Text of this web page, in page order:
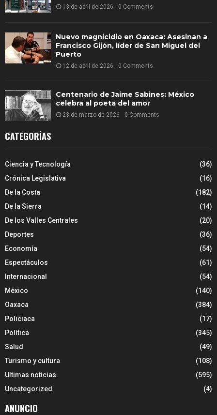
13 de abril de 2026 0 Comments
Nuevo magnicidio en Oaxaca: Asesinan a
Francisco Gijón, líder de San Miguel del
Puerto
12 de abril de 2026 0 Comments
Centenario de Jaime Sabines: México
celebra al poeta del amor
23 de marzo de 2026 0 Comments
CATEGORÍAS
Ciencia y Tecnología
(36)
Crónica Legislativa
(16)
De la Costa
(182)
De la Sierra
(14)
De los Valles Centrales
(20)
Deportes
(36)
Economía
(54)
Espectáculos
(61)
Internacional
(54)
México
(140)
Oaxaca
(384)
Policiaca
(17)
Política
(345)
Salud
(49)
Turismo y cultura
(108)
Ultimas noticias
(595)
Uncategorized
(4)
ANUNCIO